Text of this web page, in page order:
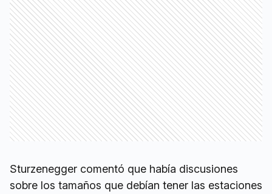
Sturzenegger comentó que había discusiones
sobre los tamaños que debían tener las estaciones